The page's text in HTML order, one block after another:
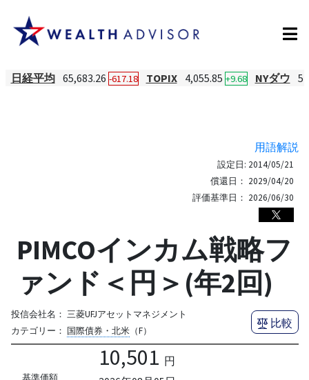
日経平均 65,683.26 -617.18 TOPIX 4,055.85 +9.68 NYダウ
用語解説
設定日: 2014/05/21
償還日： 2029/04/20
評価基準日： 2026/06/30
PIMCOインカム戦略フ
ァンド＜円＞(年2回)
投信会社名： 三菱UFJアセットマネジメント
カテゴリー： 国際債券・北米（F）
比較
10,501 円